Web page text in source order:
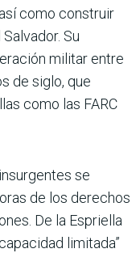
como construir
Su
militar entre
de siglo, que
como las FARC
se
de los derechos
De la Espriella
limitada”